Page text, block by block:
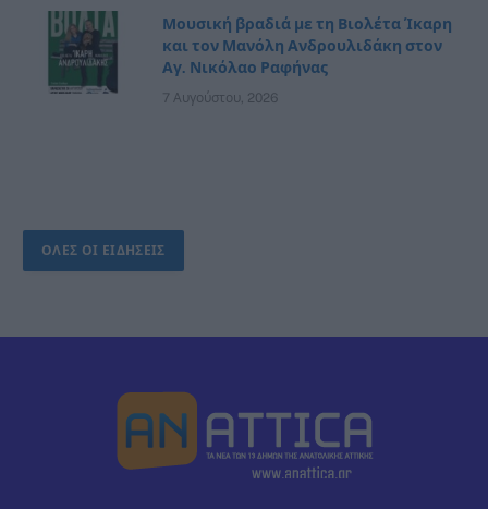
Μουσική βραδιά με τη Βιολέτα Ίκαρη
και τον Μανόλη Ανδρουλιδάκη στον
Αγ. Νικόλαο Ραφήνας
7 Αυγούστου, 2026
ΟΛΕΣ ΟΙ ΕΙΔΗΣΕΙΣ